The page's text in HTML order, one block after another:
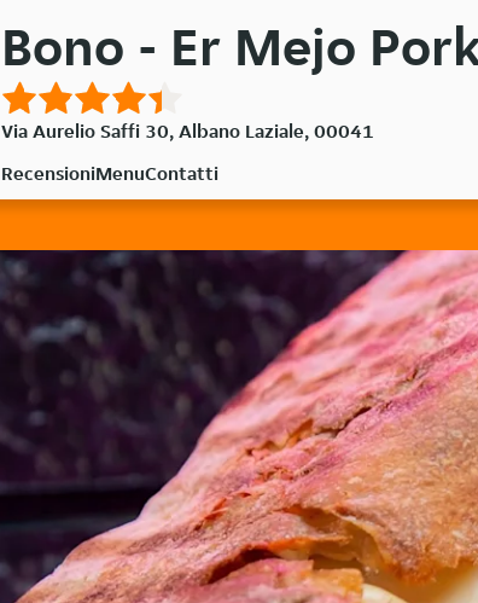
Bono - Er Mejo
Via Aurelio Saffi 30, Albano Laziale, 00041
RecensioniMenuContatti